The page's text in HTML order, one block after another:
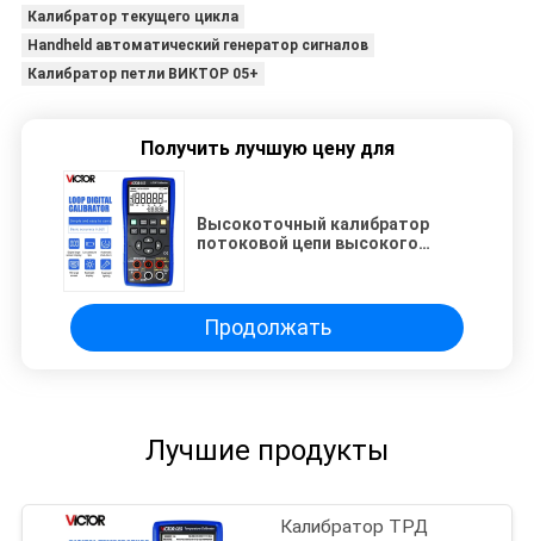
Калибратор текущего цикла
Handheld автоматический генератор сигналов
Калибратор петли ВИКТОР 05+
Получить лучшую цену для
Высокоточный калибратор
потоковой цепи высокого
калибратор потоковой цепи
Продолжать
Лучшие продукты
Калибратор ТРД